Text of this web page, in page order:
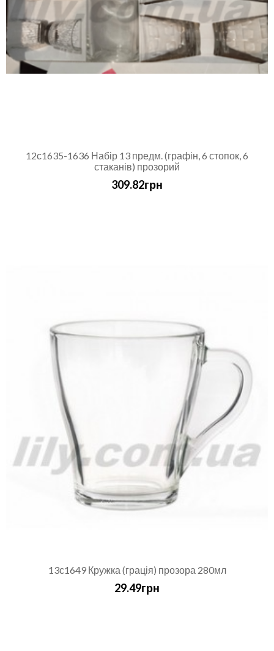
12с1635-1636 Набір 13 предм. (графін, 6 стопок, 6
стаканів) прозорий
309.82грн
13с1649 Кружка (грація) прозора 280мл
29.49грн